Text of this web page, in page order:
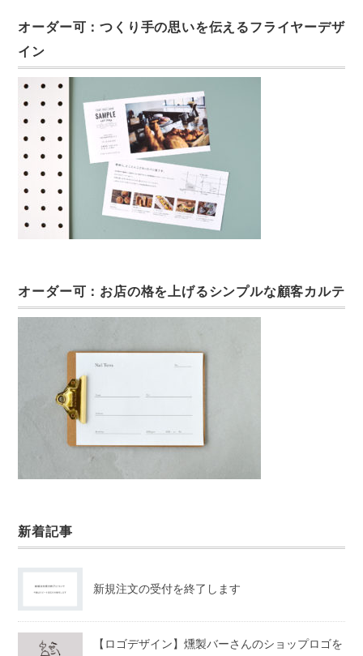
オーダー可：つくり手の思いを伝えるフライヤーデザ
イン
オーダー可：お店の格を上げるシンプルな顧客カルテ
新着記事
新規注文の受付を終了します
【ロゴデザイン】燻製バーさんのショップロゴを